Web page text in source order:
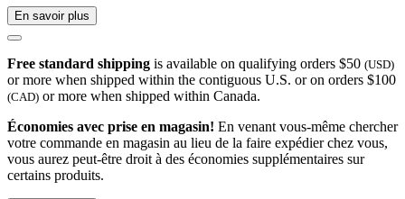
En savoir plus
Free standard shipping is available on qualifying orders $50 (USD)
or more when shipped within the contiguous U.S. or on orders $100
(CAD) or more when shipped within Canada.
Économies avec prise en magasin! En venant vous-même chercher
votre commande en magasin au lieu de la faire expédier chez vous,
vous aurez peut-être droit à des économies supplémentaires sur
certains produits.